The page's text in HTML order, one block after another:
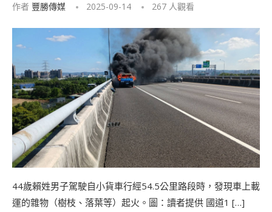
作者 豐勝傳媒 2025-09-14 267 人觀看
44歲賴姓男子駕駛自小貨車行經54.5公里路段時，發現車上載
運的雜物（樹枝、落葉等）起火。圖：讀者提供 國道1 […]